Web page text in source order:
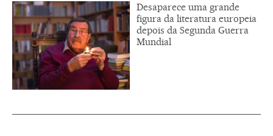
Desaparece uma grande
figura da literatura europeia
depois da Segunda Guerra
Mundial